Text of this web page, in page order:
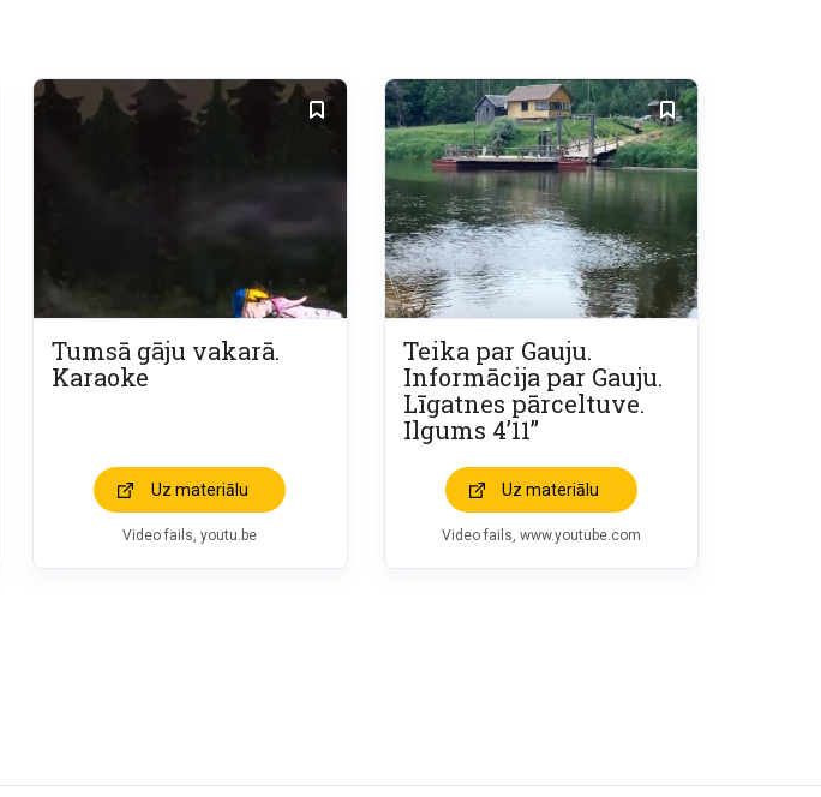
Tumsā gāju vakarā.
Karaoke
Uz materiālu
Video fails, youtu.be
Teika par Gauju.
Informācija par Gauju.
Līgatnes pārceltuve.
Ilgums 4’11”
Uz materiālu
Video fails, www.youtube.com